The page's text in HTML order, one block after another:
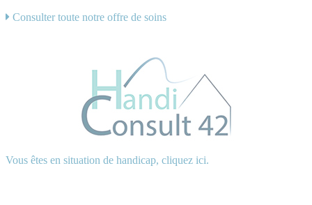
Consulter toute notre offre de soins
Vous êtes en situation de handicap, cliquez ici.